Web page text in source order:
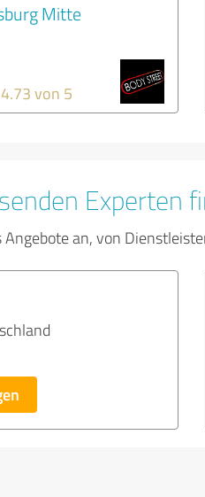
Mitte
4.73 von 5
Experten
Angebote an, von